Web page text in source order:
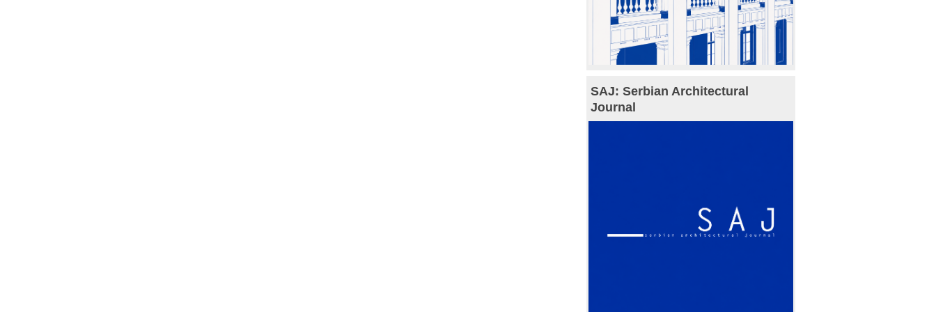
SAJ: Serbian Architectural
Journal